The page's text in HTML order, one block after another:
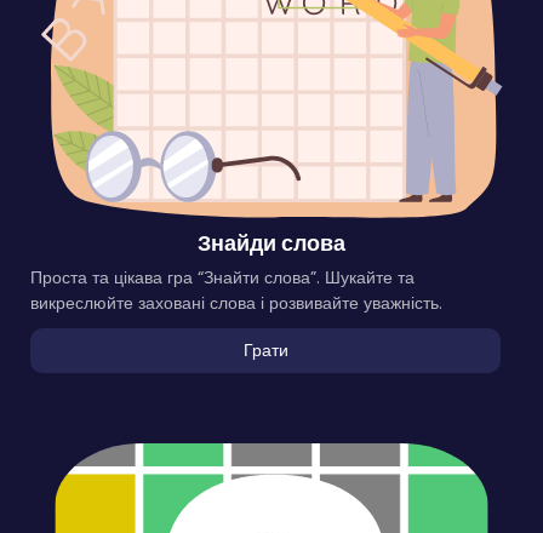
Знайди слова
Проста та цікава гра “Знайти слова”. Шукайте та
викреслюйте заховані слова і розвивайте уважність.
Грати